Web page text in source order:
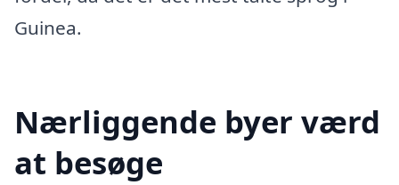
Guinea.
Nærliggende byer værd
at besøge